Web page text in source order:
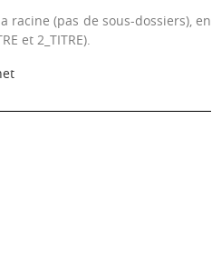
racine (pas de sous-dossiers), en
et 2_TITRE).